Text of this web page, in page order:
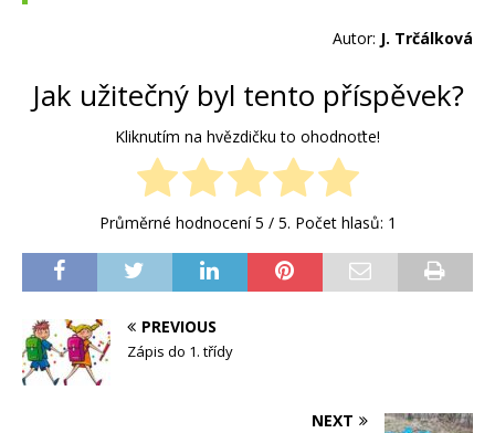
Autor: J. Trčálková
Jak užitečný byl tento příspěvek?
Kliknutím na hvězdičku to ohodnoťte!
Průměrné hodnocení5 / 5. Počet hlasů: 1
PREVIOUS
Zápis do 1. třídy
NEXT